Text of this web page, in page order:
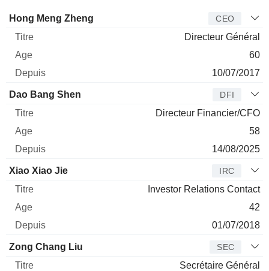
Dirigeant Titre Age
Hong Meng Zheng CEO
Directeur Général
60
10/07/2017
Dao Bang Shen DFI
Directeur Financier/CFO
58
14/08/2025
Xiao Xiao Jie IRC
Investor Relations Contact
42
01/07/2018
Zong Chang Liu SEC
Secrétaire Général